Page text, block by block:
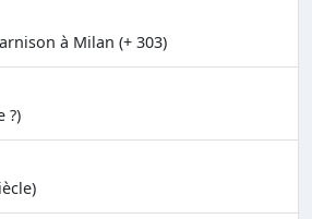
à Milan (+ 303)
?)